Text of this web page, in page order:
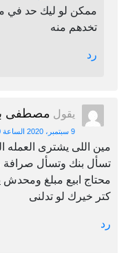
ممكن لو ليك حد في
تخدهم منه
رد
يقول مصطفى
9 سبتمبر، 2020 الساعة 7:00 م
مين اللى يشترى العمله
تسأل بنك وتسأل
محتاج ابيع مبلغ ومحدش
كتر خيرك لو تدلنى
رد